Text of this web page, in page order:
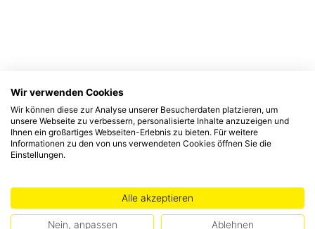
Wir verwenden Cookies
Wir können diese zur Analyse unserer Besucherdaten platzieren, um
unsere Webseite zu verbessern, personalisierte Inhalte anzuzeigen und
Ihnen ein großartiges Webseiten-Erlebnis zu bieten. Für weitere
Informationen zu den von uns verwendeten Cookies öffnen Sie die
Einstellungen.
Alle akzeptieren
Nein, anpassen Ablehnen